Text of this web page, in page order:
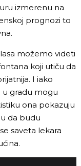
izmerenu na
prognozi to
možemo videti
koji utiču da
I iako
gradu mogu
ona pokazuju
da budu
saveta lekara